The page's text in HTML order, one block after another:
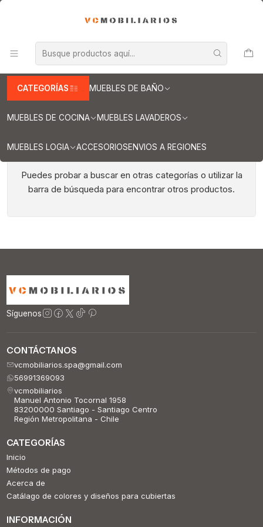
CATEGORÍAS MUEBLES DE BAÑO
MUEBLES DE COCINA MUEBLES LAVADEROS
MUEBLES LOGIA ACCESORIOSENVIOS A REGIONES
Cubiertas para cocina de 280 cm
Cubiertas para cocina de 280 cm
Puedes probar a buscar en otras categorías o utilizar la
barra de búsqueda para encontrar otros productos.
Síguenos
CONTÁCTANOS
vcmobiliarios.spa@gmail.com
56991369093
vcmobiliarios
Manuel Antonio Tocornal 1958
83200000 Santiago - Santiago Centro
Región Metropolitana - Chile
CATEGORÍAS
Inicio
Métodos de pago
Acerca de
Catálago de colores y diseños para cubiertas
INFORMACIÓN